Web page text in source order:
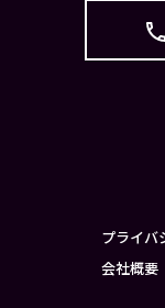
プライバ
会社概要